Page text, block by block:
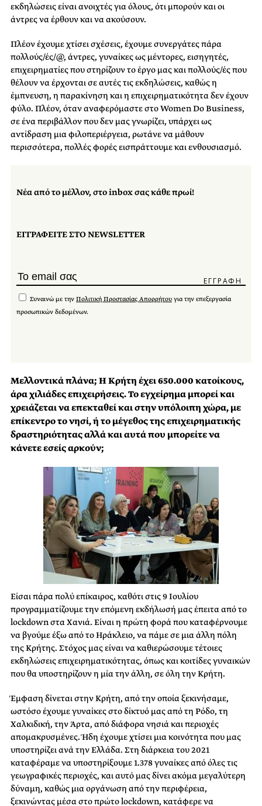
εκδηλώσεις είναι ανοιχτές για όλους, ότι μπορούν και οι
άντρες να έρθουν και να ακούσουν.
Πλέον έχουμε χτίσει σχέσεις, έχουμε συνεργάτες πάρα
πολλούς/ές/@, άντρες, γυναίκες ως μέντορες, εισηγητές,
επιχειρηματίες που στηρίζουν το έργο μας και πολλούς/ές που
θέλουν να έρχονται σε αυτές τις εκδηλώσεις, καθώς η
έμπνευση, η παρακίνηση και η επιχειρηματικότητα δεν έχουν
φύλο. Πλέον, όταν αναφερόμαστε στο Women Do Business,
σε ένα περιβάλλον που δεν μας γνωρίζει, υπάρχει ως
αντίδραση μια φιλοπεριέργεια, ρωτάνε να μάθουν
περισσότερα, πολλές φορές εισπράττουμε και ενθουσιασμό.
Νέα από το μέλλον, στο inbox σας κάθε πρωί!
ΕΓΓΡΑΦΕΙΤΕ ΣΤΟ NEWSLETTER
Συναινώ με την Πολιτική Προστασίας Απορρήτου για την επεξεργασία
προσωπικών δεδομένων.
Μελλοντικά πλάνα; Η Κρήτη έχει 650.000 κατοίκους,
άρα χιλιάδες επιχειρήσεις. Το εγχείρημα μπορεί και
χρειάζεται να επεκταθεί και στην υπόλοιπη χώρα, με
επίκεντρο το νησί, ή το μέγεθος της επιχειρηματικής
δραστηριότητας αλλά και αυτά που μπορείτε να
κάνετε εσείς αρκούν;
Είσαι πάρα πολύ επίκαιρος, καθότι στις 9 Ιουλίου
προγραμματίζουμε την επόμενη εκδήλωσή μας έπειτα από το
lockdown στα Χανιά. Είναι η πρώτη φορά που καταφέρνουμε
να βγούμε έξω από το Ηράκλειο, να πάμε σε μια άλλη πόλη
της Κρήτης. Στόχος μας είναι να καθιερώσουμε τέτοιες
εκδηλώσεις επιχειρηματικότητας, όπως και κοιτίδες γυναικών
που θα υποστηρίζουν η μία την άλλη, σε όλη την Κρήτη.
Έμφαση δίνεται στην Κρήτη, από την οποία ξεκινήσαμε,
ωστόσο έχουμε γυναίκες στο δίκτυό μας από τη Ρόδο, τη
Χαλκιδική, την Άρτα, από διάφορα νησιά και περιοχές
απομακρυσμένες. Ήδη έχουμε χτίσει μια κοινότητα που μας
υποστηρίζει ανά την Ελλάδα. Στη διάρκεια του 2021
καταφέραμε να υποστηρίξουμε 1.378 γυναίκες από όλες τις
γεωγραφικές περιοχές, και αυτό μας δίνει ακόμα μεγαλύτερη
δύναμη, καθώς μια οργάνωση από την περιφέρεια,
ξεκινώντας μέσα στο πρώτο lockdown, κατάφερε να